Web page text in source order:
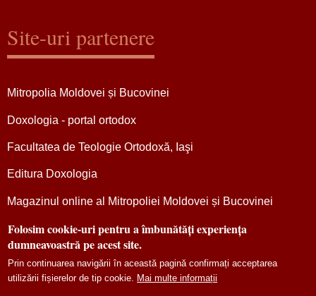
Site-uri partenere
Mitropolia Moldovei și Bucovinei
Doxologia - portal ortodox
Facultatea de Teologie Ortodoxă, Iaşi
Editura Doxologia
Magazinul online al Mitropoliei Moldovei și Bucovinei
Centrul Mitropolitan de Pelerinaj „Sfânta Parascheva”
Folosim cookie-uri pentru a îmbunătăți experiența
dumneavoastră pe acest site.
Prin continuarea navigării în această pagină confirmați acceptarea
utilizării fișierelor de tip cookie. Mai multe informații